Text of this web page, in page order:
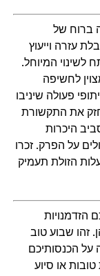
ברוח של
עזרה וייעוץ
המיוחל.
לחשיפה
פעולה שיניבו
את התקשורת
היכרות
על הפרק. זכרו
הזולת תעמיק
הזדמנויות
זהו שבוע טוב
על הכנסותיכם
או סיוע